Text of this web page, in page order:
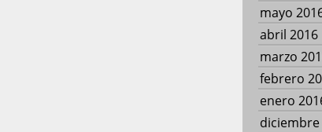
mayo
abril 2016
marzo
febrero
enero
diciembre